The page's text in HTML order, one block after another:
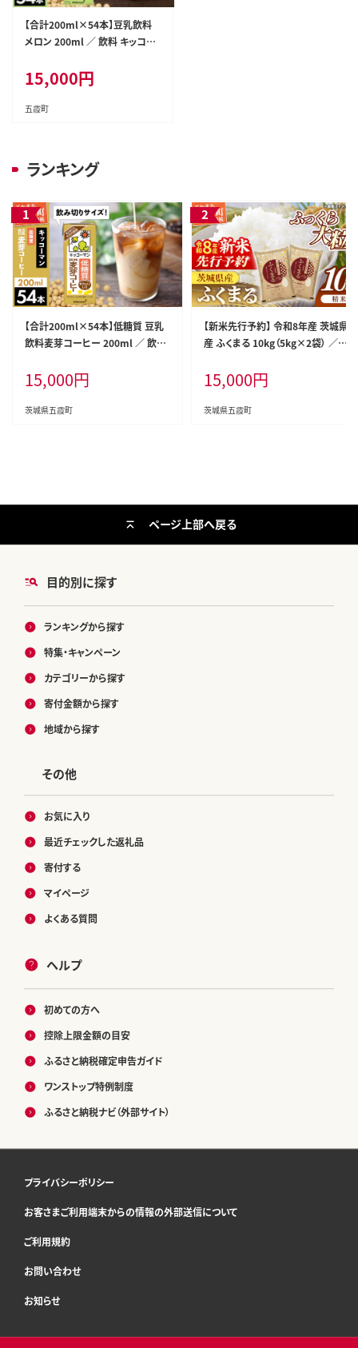
【合計200ml×54本】豆乳飲料
メロン 200ml ／ 飲料 キッコー
大豆 パック セット 飲み切り 茨城
県 五霞町【価格改定】
15,000円
五霞町
ランキング
【合計200ml×54本】低糖質 豆乳
飲料麦芽コーヒー 200ml ／ 飲料
豆乳飲料 大豆 パック セット 飲み
切り 低糖質 茨城県 五霞町【価格改
定】
15,000円
茨城県五霞町
【新米先行予約】 令和8年産 茨城県
産 ふくまる 10kg（5kg×2袋） ／
米 お米 精米 特A米 特A 特A評価
旨味 安心 美味しい 茨城県 五霞町
15,000円
茨城県五霞町
目的別に探す
ランキングから探す
特集・キャンペーン
カテゴリーから探す
寄付金額から探す
地域から探す
その他
お気に入り
最近チェックした返礼品
寄付する
マイページ
よくある質問
ヘルプ
初めての方へ
控除上限金額の目安
ふるさと納税確定申告ガイド
ワンストップ特例制度
ふるさと納税ナビ（外部サイト）
ページ上部へ戻る
プライバシーポリシー
お客さまご利用端末からの情報の外部送信について
ご利用規約
お問い合わせ
お知らせ